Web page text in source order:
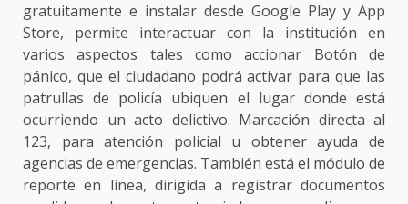
gratuitamente e instalar desde Google Play y App
Store, permite interactuar con la institución en
varios aspectos tales como accionar Botón de
pánico, que el ciudadano podrá activar para que las
patrullas de policía ubiquen el lugar donde está
ocurriendo un acto delictivo. Marcación directa al
123, para atención policial u obtener ayuda de
agencias de emergencias. También está el módulo de
reporte en línea, dirigida a registrar documentos